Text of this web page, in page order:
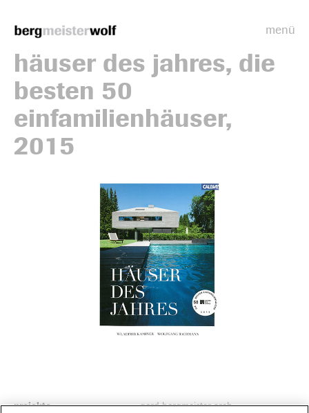
menü
häuser des jahres, die
besten 50
einfamilienhäuser,
2015
projekte
gerd bergmeister arch